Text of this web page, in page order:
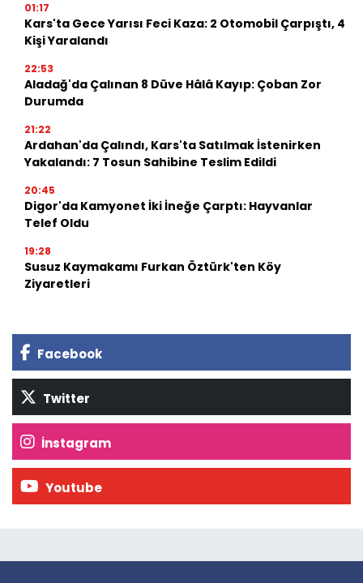
01:17
Kars'ta Gece Yarısı Feci Kaza: 2 Otomobil Çarpıştı, 4
Kişi Yaralandı
22:53
Aladağ'da Çalınan 8 Düve Hâlâ Kayıp: Çoban Zor
Durumda
21:22
Ardahan'da Çalındı, Kars'ta Satılmak İstenirken
Yakalandı: 7 Tosun Sahibine Teslim Edildi
20:45
Digor'da Kamyonet İki İneğe Çarptı: Hayvanlar
Telef Oldu
19:28
Susuz Kaymakamı Furkan Öztürk'ten Köy
Ziyaretleri
Facebook
Twitter
İnstagram
Youtube